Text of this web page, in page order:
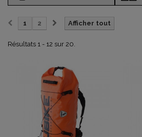
Afficher tout
1 2
Résultats 1 - 12 sur 20.